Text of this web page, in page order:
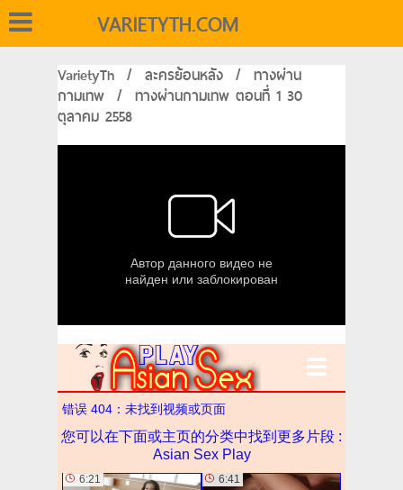
VARIETYTH.COM
VarietyTh / ละครย้อนหลัง / ทางผ่าน
กามเทพ / ทางผ่านกามเทพ ตอนที่ 1 30
ตุลาคม 2558